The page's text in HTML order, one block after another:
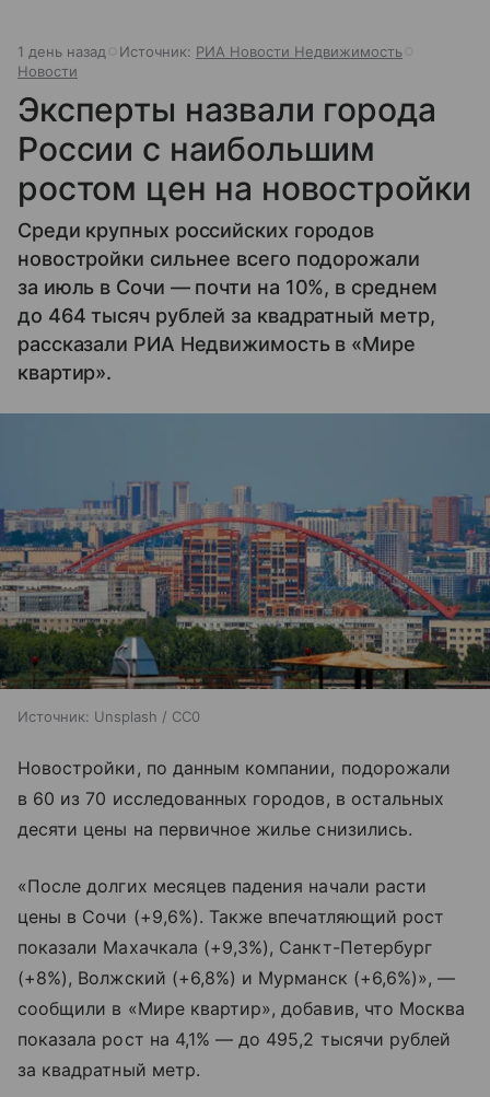
1 день назад Источник: РИА Новости Недвижимость
Новости
Эксперты назвали города
России с наибольшим
ростом цен на новостройки
Среди крупных российских городов
новостройки сильнее всего подорожали
за июль в Сочи — почти на 10%, в среднем
до 464 тысяч рублей за квадратный метр,
рассказали РИА Недвижимость в «Мире
квартир».
Источник: Unsplash / CC0
Новостройки, по данным компании, подорожали
в 60 из 70 исследованных городов, в остальных
десяти цены на первичное жилье снизились.
«После долгих месяцев падения начали расти
цены в Сочи (+9,6%). Также впечатляющий рост
показали Махачкала (+9,3%), Санкт-Петербург
(+8%), Волжский (+6,8%) и Мурманск (+6,6%)», —
сообщили в «Мире квартир», добавив, что Москва
показала рост на 4,1% — до 495,2 тысячи рублей
за квадратный метр.